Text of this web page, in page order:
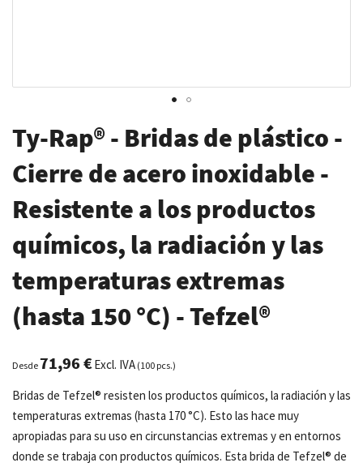
comienzo
de
la
galería
de
imágenes
Ty-Rap® - Bridas de plástico -
Cierre de acero inoxidable -
Resistente a los productos
químicos, la radiación y las
temperaturas extremas
(hasta 150 °C) - Tefzel®
Desde71,96 €Excl. IVA (100 pcs.)
Bridas de Tefzel® resisten los productos químicos, la radiación y las
temperaturas extremas (hasta 170 °C). Esto las hace muy
apropiadas para su uso en circunstancias extremas y en entornos
donde se trabaja con productos químicos. Esta brida de Tefzel® de